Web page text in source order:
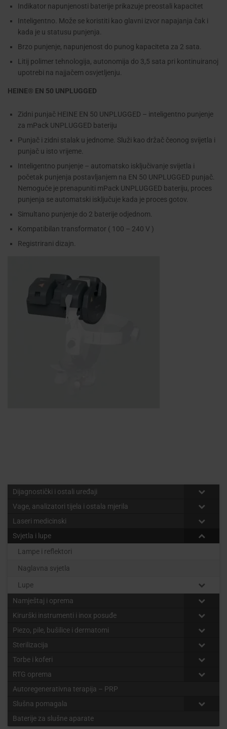
Indikator napunjenosti baterije prikazuje preostali kapacitet
Inteligentno. Može se koristiti kao glavni izvor napajanja čak i
kada je u statusu punjenja.
Brzo punjenje, napunjenost do punog kapaciteta za 2 sata.
Litij polimer tehnologija, autonomija do 3,5 sata pri kontinuiranoj
upotrebi na najjačem osvjetljenju.
HEINE® EN 50 UNPLUGGED
Zidni punjač HEINE EN 50 UNPLUGGED – inteligentno punjenje
za mPack UNPLUGGED bateriju
Punjač i zidni stalak u jednome. Služi kao držač čeonog svijetla i
punjač u isto vrijeme.
Inteligentno punjenje – automatsko isključivanje svijetla i
početak punjenja postavljanjem na EN 50 UNPLUGGED punjač.
Nemoguće je prenapuniti mPack UNPLUGGED bateriju, proces
punjenja se automatski isključuje kada je proces gotov.
Simultano punjenje do 2 baterije odjednom.
Kompatibilan transformator ( 100 – 240 V )
Registrirani dizajn.
Dijagnostički i ostali uređaji
Vage, analizatori tijela i ostala mjerila
Laseri medicinski
Svjetla i lupe
Lampe i reflektori
Naglavna svjetla
Lupe
Namještaj i oprema
Kirurški instrumenti i inox posuđe
Piezo, pile, bušilice i dermatomi
Sterilizacija
Torbe i koferi
RTG oprema
Autoregenerativna terapija – PRP
Slušna pomagala
Baterije za slušne aparate